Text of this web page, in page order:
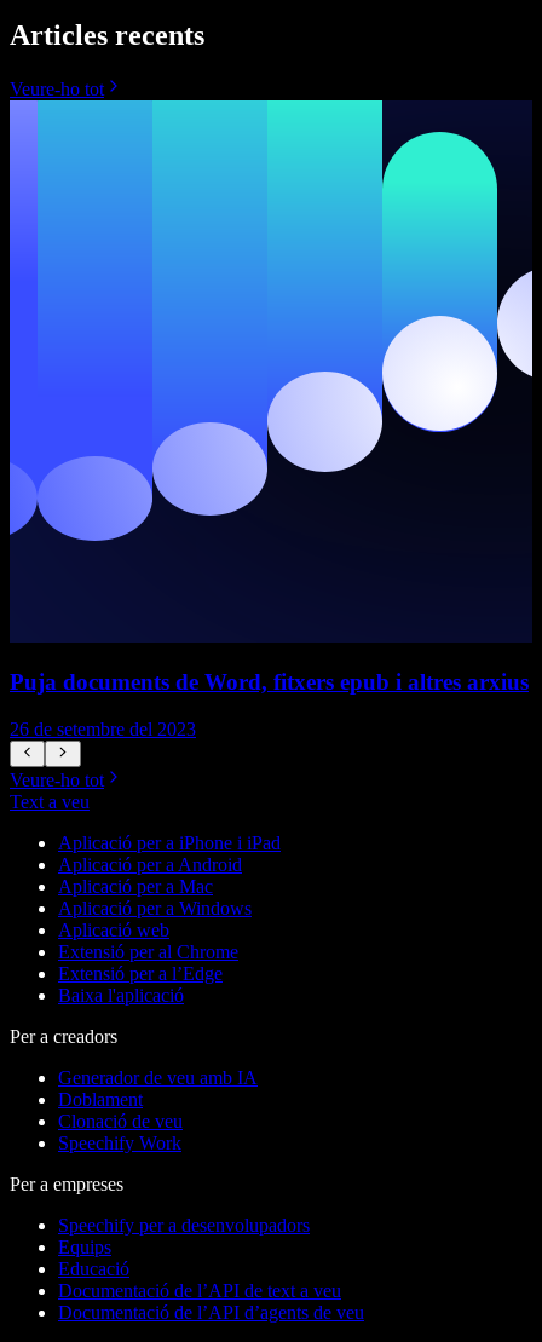
Articles recents
Veure-ho tot
Puja documents de Word, fitxers epub i altres arxius
26 de setembre del 2023
Veure-ho tot
Text a veu
Aplicació per a iPhone i iPad
Aplicació per a Android
Aplicació per a Mac
Aplicació per a Windows
Aplicació web
Extensió per al Chrome
Extensió per a l’Edge
Baixa l'aplicació
Per a creadors
Generador de veu amb IA
Doblament
Clonació de veu
Speechify Work
Per a empreses
Speechify per a desenvolupadors
Equips
Educació
Documentació de l’API de text a veu
Documentació de l’API d’agents de veu